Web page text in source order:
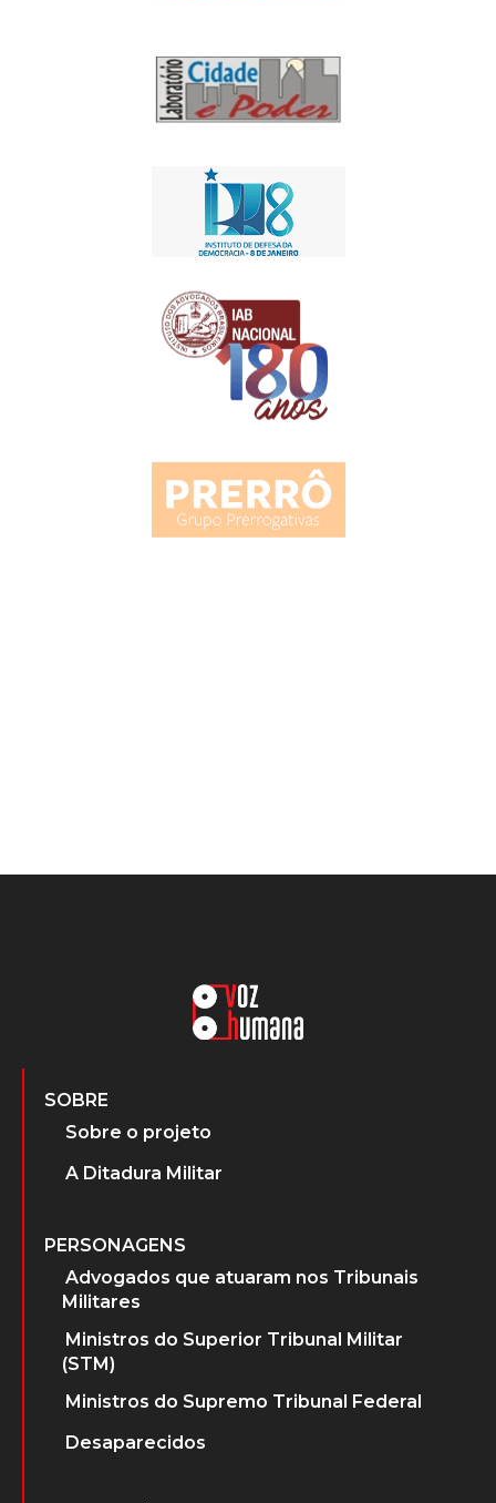
SOBRE
Sobre o projeto
A Ditadura Militar
PERSONAGENS
Advogados que atuaram nos Tribunais
Militares
Ministros do Superior Tribunal Militar
(STM)
Ministros do Supremo Tribunal Federal
Desaparecidos